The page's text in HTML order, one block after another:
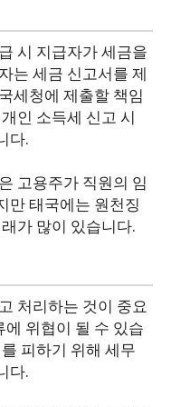
시 지급자가 세금을
는 세금 신고서를 제
세청에 제출할 책임
인 소득세 신고 시
다.
고용주가 직원의 임
만 태국에는 원천징
가 많이 있습니다.
처리하는 것이 중요
위협이 될 수 있습
피하기 위해 세무
다.